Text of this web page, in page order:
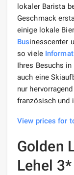
lokaler Barista
Geschmack
einige lokale
Businesscenter
so viele
Ihres Besuchs
auch eine
nur
französisch und
View prices for
Golden
Lehel 3*